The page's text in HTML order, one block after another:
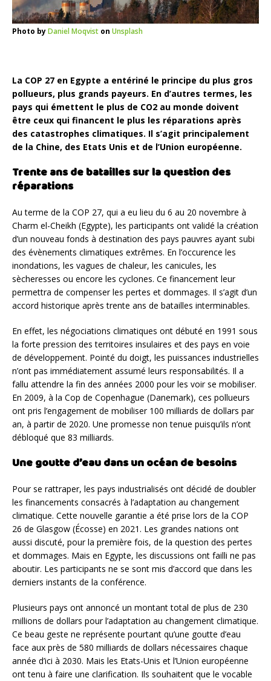
Photo byDaniel Moqvist on Unsplash
La COP 27 en Egypte a entériné le principe du plus gros
pollueurs, plus grands payeurs. En d’autres termes, les
pays qui émettent le plus de CO2 au monde doivent
être ceux qui financent le plus les réparations après
des catastrophes climatiques. Il s’agit principalement
de la Chine, des Etats Unis et de l’Union européenne.
Trente ans de batailles sur la question des
réparations
Au terme de la COP 27, qui a eu lieu du 6 au 20 novembre à
Charm el-Cheikh (Egypte), les participants ont validé la création
d’un nouveau fonds à destination des pays pauvres ayant subi
des évènements climatiques extrêmes. En l’occurence les
inondations, les vagues de chaleur, les canicules, les
sècheresses ou encore les cyclones. Ce financement leur
permettra de compenser les pertes et dommages. Il s’agit d’un
accord historique après trente ans de batailles interminables.
En effet, les négociations climatiques ont débuté en 1991 sous
la forte pression des territoires insulaires et des pays en voie
de développement. Pointé du doigt, les puissances industrielles
n’ont pas immédiatement assumé leurs responsabilités. Il a
fallu attendre la fin des années 2000 pour les voir se mobiliser.
En 2009, à la Cop de Copenhague (Danemark), ces pollueurs
ont pris l’engagement de mobiliser 100 milliards de dollars par
an, à partir de 2020. Une promesse non tenue puisqu’ils n’ont
débloqué que 83 milliards.
Une goutte d’eau dans un océan de besoins
Pour se rattraper, les pays industrialisés ont décidé de doubler
les financements consacrés à l’adaptation au changement
climatique. Cette nouvelle garantie a été prise lors de la COP
26 de Glasgow (Écosse) en 2021. Les grandes nations ont
aussi discuté, pour la première fois, de la question des pertes
et dommages. Mais en Egypte, les discussions ont failli ne pas
aboutir. Les participants ne se sont mis d’accord que dans les
derniers instants de la conférence.
Plusieurs pays ont annoncé un montant total de plus de 230
millions de dollars pour l’adaptation au changement climatique.
Ce beau geste ne représente pourtant qu’une goutte d’eau
face aux près de 580 milliards de dollars nécessaires chaque
année d’ici à 2030. Mais les Etats-Unis et l’Union européenne
ont tenu à faire une clarification. Ils souhaitent que le vocable